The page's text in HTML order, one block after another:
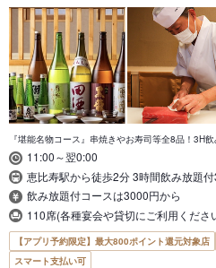
『堪能名物コース』串焼きやお寿司等全8品！3H
11:00～翌0:00
恵比寿駅から徒歩2分 3時間飲み放題
飲み放題付コースは3000円から
110席(各種宴会や貸切にご利用くださ
【アプリ予約限定】最大800ポイント還元対象店
スマート支払い可